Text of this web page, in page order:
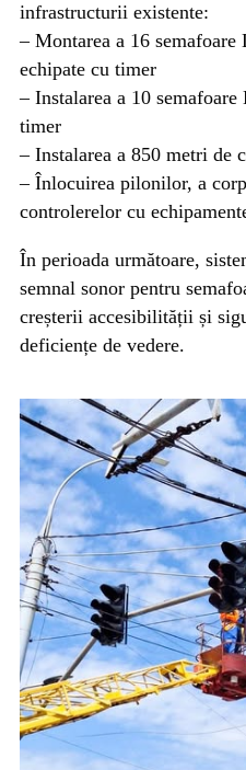
infrastructurii existente:
– Montarea a 16
echipate cu timer
– Instalarea a 10
timer
– Instalarea a 850 metri de
– Înlocuirea pilonilor, a
controlerelor cu
În perioada următoare,
semnal sonor pentru
creșterii accesibilității și
deficiențe de vedere.